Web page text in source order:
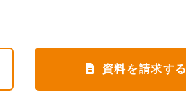
資料を請求する